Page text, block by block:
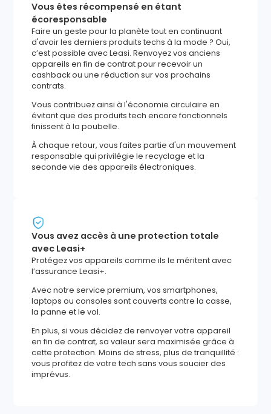
Vous êtes récompensé en étant
écoresponsable
Faire un geste pour la planète tout en continuant
d'avoir les derniers produits techs à la mode ? Oui,
c’est possible avec Leasi. Renvoyez vos anciens
appareils en fin de contrat pour recevoir un
cashback ou une réduction sur vos prochains
contrats.
Vous contribuez ainsi à l'économie circulaire en
évitant que des produits tech encore fonctionnels
finissent à la poubelle.
À chaque retour, vous faites partie d'un mouvement
responsable qui privilégie le recyclage et la
seconde vie des appareils électroniques.
Vous avez accès à une protection totale
avec Leasi+
Protégez vos appareils comme ils le méritent avec
l’assurance Leasi+.
Avec notre service premium, vos smartphones,
laptops ou consoles sont couverts contre la casse,
la panne et le vol.
En plus, si vous décidez de renvoyer votre appareil
en fin de contrat, sa valeur sera maximisée grâce à
cette protection. Moins de stress, plus de tranquillité :
vous profitez de votre tech sans vous soucier des
imprévus.